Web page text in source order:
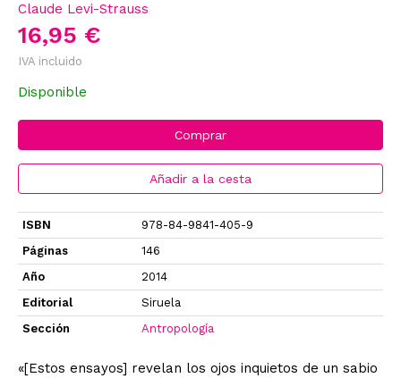
Claude Levi-Strauss
16,95 €
IVA incluido
Disponible
Comprar
Añadir a la cesta
ISBN
978-84-9841-405-9
Páginas
146
Año
2014
Editorial
Siruela
Sección
Antropología
«[Estos ensayos] revelan los ojos inquietos de un sabio